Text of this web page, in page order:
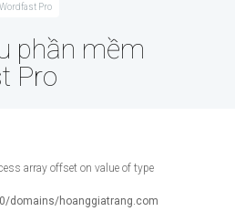
Pro
phần mềm
Pro
array offset on value of type
domains/hoanggiatrang.com